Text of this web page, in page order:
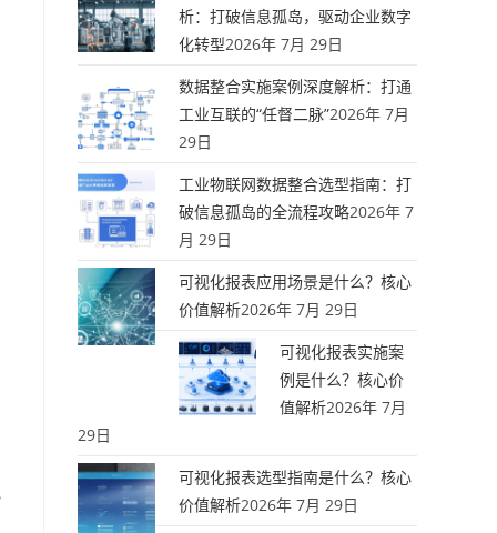
析：打破信息孤岛，驱动企业数字
化转型2026年 7月 29日
数据整合实施案例深度解析：打通
工业互联的“任督二脉”2026年 7月
29日
工业物联网数据整合选型指南：打
破信息孤岛的全流程攻略2026年 7
月 29日
可视化报表应用场景是什么？核心
价值解析2026年 7月 29日
可视化报表实施案
例是什么？核心价
值解析2026年 7月
29日
可视化报表选型指南是什么？核心
价值解析2026年 7月 29日